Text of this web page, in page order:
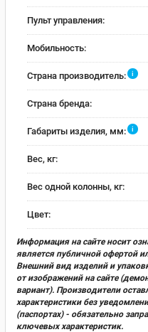
Пульт управления:
Мобильность:
Страна производитель: i
Страна бренда:
Габариты изделия, мм: i
Вес, кг:
Вес одной колонны, кг:
Цвет:
Информация на сайте носит
является публичной офертой
Внешний вид изделий и
от изображений на сайте
вариант). Производители
характеристики без
(паспортах) - обязательно
ключевых характеристик.